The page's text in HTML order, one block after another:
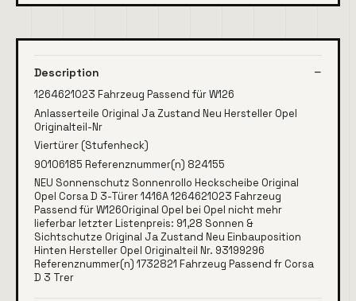
Description
1264621023 Fahrzeug Passend für W126
Anlasserteile Original Ja Zustand Neu Hersteller Opel
Originalteil-Nr
Viertürer (Stufenheck)
90106185 Referenznummer(n) 824155
NEU Sonnenschutz Sonnenrollo Heckscheibe Original
Opel Corsa D 3-Türer 1416A 1264621023 Fahrzeug
Passend für W126Original Opel bei Opel nicht mehr
lieferbar letzter Listenpreis: 91,28 Sonnen &
Sichtschutze Original Ja Zustand Neu Einbauposition
Hinten Hersteller Opel Originalteil Nr. 93199296
Referenznummer(n) 1732821 Fahrzeug Passend fr Corsa
D 3 Trer